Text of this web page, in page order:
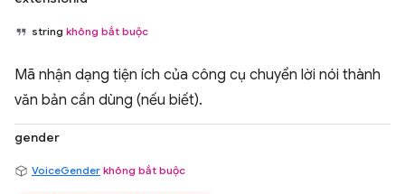
string không bắt buộc
Mã nhận dạng tiện ích của công cụ chuyển lời nói thành
văn bản cần dùng (nếu biết).
gender
VoiceGender không bắt buộc